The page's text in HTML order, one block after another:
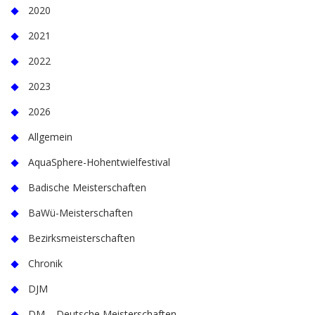
2020
2021
2022
2023
2026
Allgemein
AquaSphere-Hohentwielfestival
Badische Meisterschaften
BaWü-Meisterschaften
Bezirksmeisterschaften
Chronik
DJM